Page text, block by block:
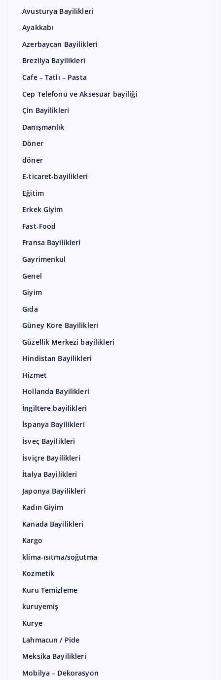
Avusturya Bayilikleri
Ayakkabı
Azerbaycan Bayilikleri
Brezilya Bayilikleri
Cafe – Tatlı – Pasta
Cep Telefonu ve Aksesuar bayiliği
Çin Bayilikleri
Danışmanlık
Döner
döner
E-ticaret-bayilikleri
Eğitim
Erkek Giyim
Fast-Food
Fransa Bayilikleri
Gayrimenkul
Genel
Giyim
Gıda
Güney Kore Bayilikleri
Güzellik Merkezi bayilikleri
Hindistan Bayilikleri
Hizmet
Hollanda Bayilikleri
İngiltere bayilikleri
İspanya Bayilikleri
İsveç Bayilikleri
İsviçre Bayilikleri
İtalya Bayilikleri
Japonya Bayilikleri
Kadın Giyim
Kanada Bayilikleri
Kargo
klima-ısıtma/soğutma
Kozmetik
Kuru Temizleme
kuruyemiş
Kurye
Lahmacun / Pide
Meksika Bayilikleri
Mobilya – Dekorasyon